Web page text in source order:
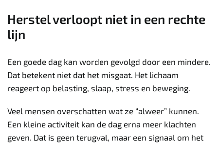
Herstel verloopt niet in een rechte
lijn
Een goede dag kan worden gevolgd door een mindere.
Dat betekent niet dat het misgaat. Het lichaam
reageert op belasting, slaap, stress en beweging.
Veel mensen overschatten wat ze “alweer” kunnen.
Een kleine activiteit kan de dag erna meer klachten
geven. Dat is geen terugval, maar een signaal om het